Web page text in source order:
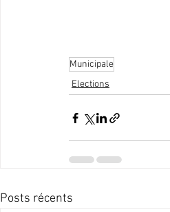
Municipale
Elections
Posts récents